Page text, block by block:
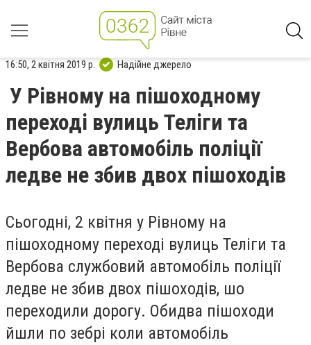
16:50, 2 квітня 2019 р. Надійне джерело
У Рівному на пішоходному
переході вулиць Теліги та
Вербова автомобіль поліції
ледве не збив двох пішоходів
Сьогодні, 2 квітня у Рівному на
пішоходному переході вулиць Теліги та
Вербова службовий автомобіль поліції
ледве не збив двох пішоходів, шо
переходили дорогу. Обидва пішоходи
йшли по зебрі коли автомобіль